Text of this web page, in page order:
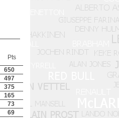
Pts
650
497
375
165
73
69